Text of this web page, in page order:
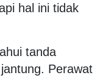
hal ini tidak
tanda
Perawat